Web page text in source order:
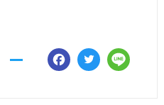
Facebook
Twitter